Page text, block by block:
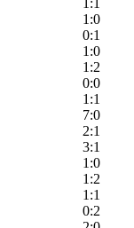
1:1
1:0
0:1
1:0
1:2
0:0
1:1
7:0
2:1
3:1
1:0
1:2
1:1
0:2